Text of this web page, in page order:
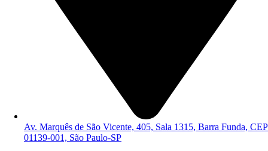
Av. Marquês de São Vicente, 405, Sala 1315, Barra Funda, CEP
01139-001, São Paulo-SP